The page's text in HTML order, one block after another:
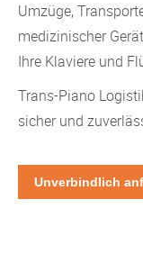
Umzüge,
medizinischer
Ihre Klaviere und
Trans-Piano
sicher und
Unverbindlich